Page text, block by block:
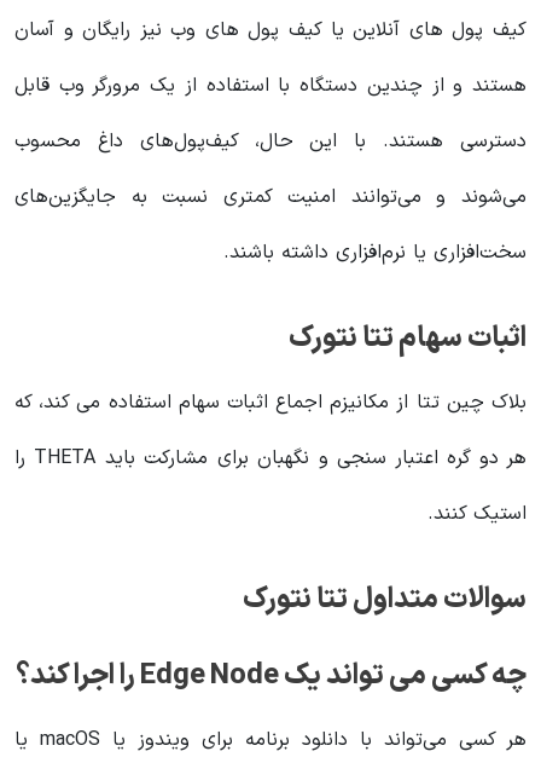
کیف پول های آنلاین یا کیف پول های وب نیز رایگان و آسان
هستند و از چندین دستگاه با استفاده از یک مرورگر وب قابل
دسترسی هستند. با این حال، کیف‌پول‌های داغ محسوب
می‌شوند و می‌توانند امنیت کمتری نسبت به جایگزین‌های
سخت‌افزاری یا نرم‌افزاری داشته باشند.
اثبات سهام تتا نتورک
بلاک چین تتا از مکانیزم اجماع اثبات سهام استفاده می کند، که
هر دو گره اعتبار سنجی و نگهبان برای مشارکت باید THETA را
استیک کنند.
سوالات متداول تتا نتورک
چه کسی می تواند یک Edge Node را اجرا کند؟
هر کسی می‌تواند با دانلود برنامه برای ویندوز یا macOS یا